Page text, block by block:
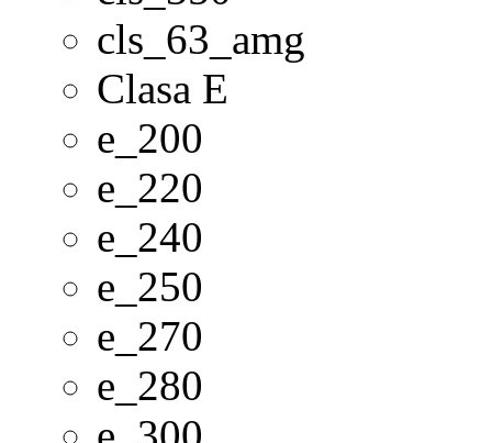
cls_63_amg
Clasa E
e_200
e_220
e_240
e_250
e_270
e_280